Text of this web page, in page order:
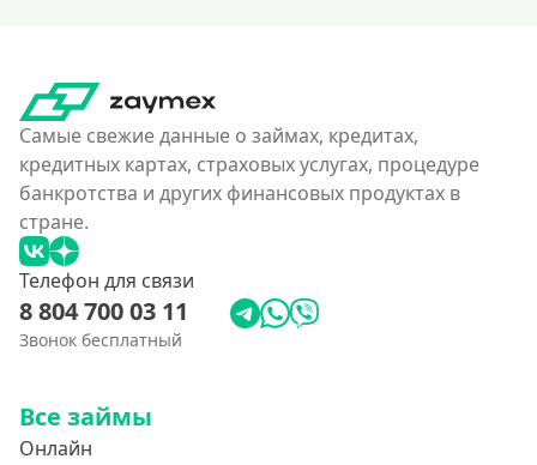
Самые свежие данные о займах, кредитах,
кредитных картах, страховых услугах, процедуре
банкротства и других финансовых продуктах в
стране.
Телефон для связи
8 804 700 03 11
Звонок бесплатный
Все займы
Онлайн